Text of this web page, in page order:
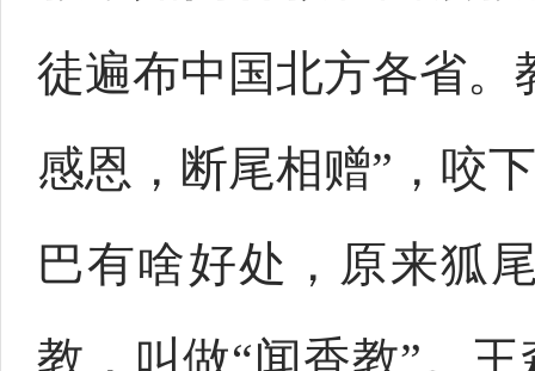
徒遍布中国北方各省。
感恩，断尾相赠”，咬
巴有啥好处，原来狐
教，叫做“闻香教”。